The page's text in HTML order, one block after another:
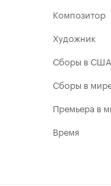
Композитор
Художник
Сборы в США
Сборы в
Премьера в
Время